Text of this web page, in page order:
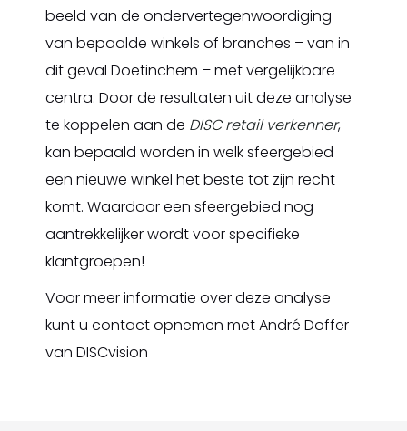
beeld van de ondervertegenwoordiging
van bepaalde winkels of branches – van in
dit geval Doetinchem – met vergelijkbare
centra. Door de resultaten uit deze analyse
te koppelen aan de DISC retail verkenner,
kan bepaald worden in welk sfeergebied
een nieuwe winkel het beste tot zijn recht
komt. Waardoor een sfeergebied nog
aantrekkelijker wordt voor specifieke
klantgroepen!
Voor meer informatie over deze analyse
kunt u contact opnemen met André Doffer
van DISCvision